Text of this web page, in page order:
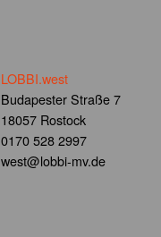
LOBBI.west
Budapester Straße 7
18057 Rostock
0170 528 2997
west@lobbi-mv.de